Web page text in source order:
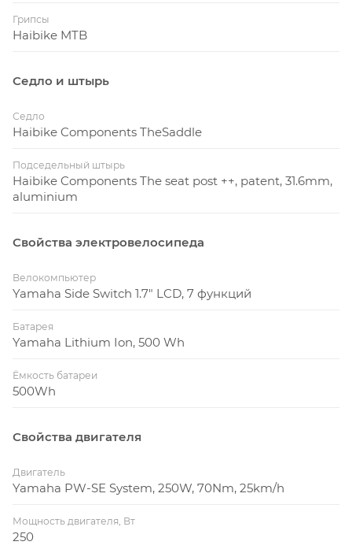
Грипсы
Haibike MTB
Седло и штырь
Седло
Haibike Components TheSaddle
Подседельный штырь
Haibike Components The seat post ++, patent, 31.6mm,
aluminium
Свойства электровелосипеда
Велокомпьютер
Yamaha Side Switch 1.7" LCD, 7 функций
Батарея
Yamaha Lithium Ion, 500 Wh
Ёмкость батареи
500Wh
Свойства двигателя
Двигатель
Yamaha PW-SE System, 250W, 70Nm, 25km/h
Мощность двигателя, Вт
250